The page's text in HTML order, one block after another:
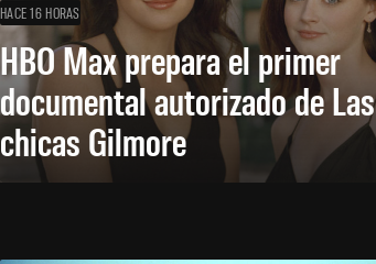
HACE 16 HORAS
HBO Max prepara el primer
documental autorizado de Las
chicas Gilmore